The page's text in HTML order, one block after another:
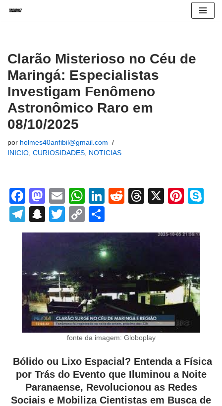
conteúdo
Clarão Misterioso no Céu de
Maringá: Especialistas
Investigam Fenômeno
Astronômico Raro em
08/10/2025
por holmes40anfibil@gmail.com
INICIO, CURIOSIDADES, NOTICIAS
F
a
c
e
o
o
k
M
a
st
o
n
E
m
ail
W
h
at
s
A
p
p
Li
e
dI
n
R
T
s
X
Pi
T
el
e
a
m
S
n
c
h
at
T
wi
C
o
p
Li
n
k
h
ar
e
fonte da imagem: Globoplay
Bólido ou Lixo Espacial? Entenda a Física
por Trás do Evento que Iluminou a Noite
Paranaense, Revolucionou as Redes
Sociais e Mobiliza Cientistas em Busca de